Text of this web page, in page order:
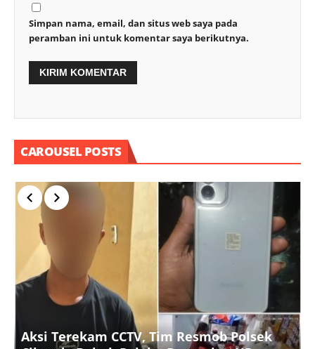
Simpan nama, email, dan situs web saya pada
peramban ini untuk komentar saya berikutnya.
CAROUSEL POSTS
Aksi Terekam CCTV, Tim Resmob Polsek